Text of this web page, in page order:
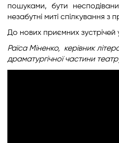
пошуками, бути
незабутні миті спілкування з
До нових приємних зустрічей
Раїса Міненко, керівник
драматургічноїчастини